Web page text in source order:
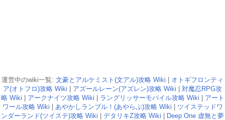
運営中のwiki一覧: 文豪とアルケミスト(文アル)攻略 Wiki | オトギフロンティ
ア(オトフロ)攻略 Wiki | アズールレーン(アズレン)攻略 Wiki | 対魔忍RPG攻
略 Wiki | アークナイツ攻略 Wiki | ラングリッサーモバイル攻略 Wiki | アート
ワール攻略 Wiki | あやかしランブル！(あやらぶ)攻略 Wiki | ツイステッドワ
ンダーランド(ツイステ)攻略 Wiki | デタリキZ攻略 Wiki | Deep One 虚無と夢